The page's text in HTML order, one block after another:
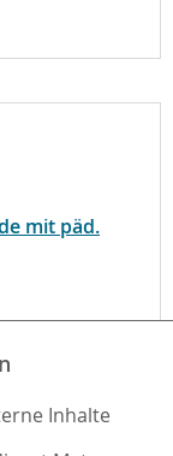
mit päd.
Inhalte